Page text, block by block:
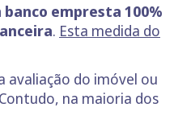
banco empresta 100%
. Esta medida do
avaliação do imóvel ou
na maioria dos